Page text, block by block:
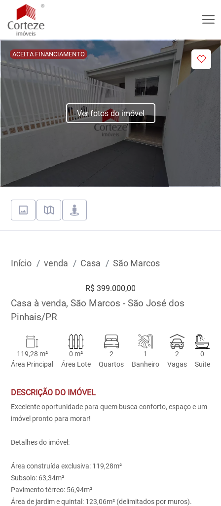
ACEITA FINANCIAMENTO
Ver fotos do imóvel
Início venda Casa São Marcos
R$ 399.000,00
Casa à venda, São Marcos - São José dos
Pinhais/PR
119,28 m²
Área Principal
0 m²
Área Lote
2
Quartos
1
Banheiro
2
Vagas
0
Suite
DESCRIÇÃO DO IMÓVEL
Excelente oportunidade para quem busca conforto, espaço e um
imóvel pronto para morar!
Detalhes do imóvel:
Área construída exclusiva: 119,28m²
Subsolo: 63,34m²
Pavimento térreo: 56,94m²
Área de jardim e quintal: 123,06m² (delimitados por muros).